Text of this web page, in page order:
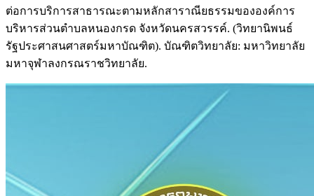
ต่อการบริการสาธารณะตามหลักสาราณียธรรมขององค์การ
บริหารส่วนตำบลหนองกรด จังหวัดนครสวรรค์. (วิทยานิพนธ์
รัฐประศาสนศาสตร์มหาบัณฑิต). บัณฑิตวิทยาลัย: มหาวิทยาลัย
มหาจุฬาลงกรณราชวิทยาลัย.